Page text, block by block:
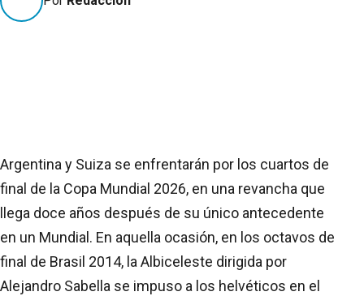
Argentina y Suiza se enfrentarán por los cuartos de
final de la Copa Mundial 2026, en una revancha que
llega doce años después de su único antecedente
en un Mundial. En aquella ocasión, en los octavos de
final de Brasil 2014, la Albiceleste dirigida por
Alejandro Sabella se impuso a los helvéticos en el